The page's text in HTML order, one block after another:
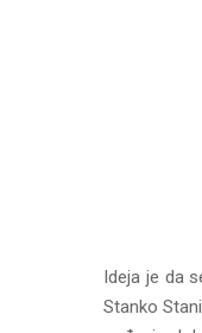
Ideja je da
Stanko